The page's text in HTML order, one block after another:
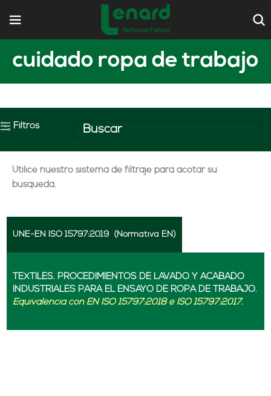
cuidado ropa de trabajo
Filtros
Utilice nuestro sistema de filtraje para acotar su
búsqueda.
UNE-EN ISO 15797:2019 (Normativa EN)
TEXTILES. PROCEDIMIENTOS DE LAVADO Y ACABADO
INDUSTRIALES PARA EL ENSAYO DE ROPA DE TRABAJO.
Equivalencia con EN ISO 15797:2018 e ISO 15797:2017.